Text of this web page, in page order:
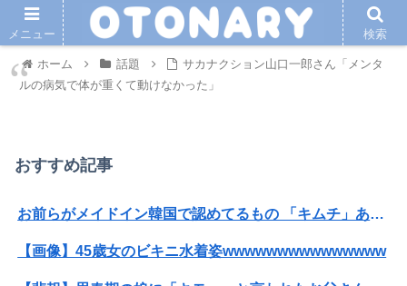
ホーム 話題
サカナクション山口一郎さん「メンタ
ルの病気で体が重くて動けなかった」
おすすめ記事
お前らがメイドイン韓国で認めてるもの 「キムチ」あと3つは？
【画像】45歳女のビキニ水着姿wwwwwwwwwwwwwww
メニュー 検索